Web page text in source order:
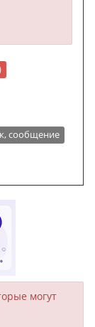
сообщение
могут